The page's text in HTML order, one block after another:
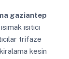
gaziantep
ısıtıcı
trifaze
kiralama kesin